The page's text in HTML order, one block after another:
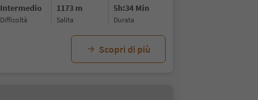
Intermedio
Difficoltà
1173 m
Salita
5h:34 Min
durata
Scopri di più